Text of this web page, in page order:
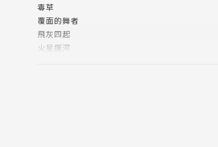
★跨領域的藝術家結合：中村明日美子的江戶川亂
亂步的創作風格成功和大眾文化結合，成為日本
謀而合。出道十六年的中村，是日本重量級漫畫
刻，卻又性感豔麗、洋溢著情色官能味道的作品
毒草
覆面的舞者
飛灰四起
火星運河